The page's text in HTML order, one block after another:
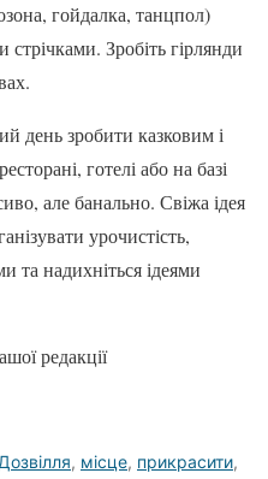
гойдалка, танцпол)
Зробіть гірлянди
день зробити казковим і
готелі або на базі
але банально. Свіжа ідея
урочистість,
та надихніться ідеями
редакції
Дозвілля, місце, прикрасити,